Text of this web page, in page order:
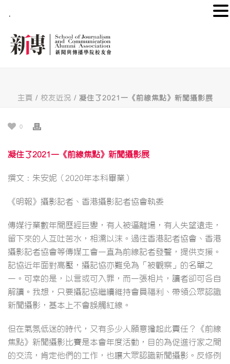
主頁 / 校友近況 / 凝住了2021—《前線焦點》新聞攝影展
0
凝住了2021—《前線焦點》新聞攝影展
撰文：朱安妮（2020年本科畢業）
《明報》攝影記者、香港攝影記者協會執委
傳媒行業數年間歷經巨變，有人被逼離場，有人失望遠走，
留下來的人互吐苦水，相濡以沫。過往香港記者協會、香港
攝影記者協會等傳媒工會一直為前線記者發聲，提供支援。
記協近年面對高壓，攝記協亦難免為「被觀察」的名單之
一。可幸的是，以言或可入罪，而一張相片，讀者卻可各自
解讀。我想，只要攝記協繼續維持會員福利、帶領公眾認識
新聞攝影，基本上不會誤觸紅線。
但在氣氛低迷的時代，又有多少人願意擔起此責任？《前線
焦點》新聞攝影比賽是本會年度活動，目的為促進行家之間
的交流，肯定他們的工作，也讓大眾認識新聞攝影。反修例
.